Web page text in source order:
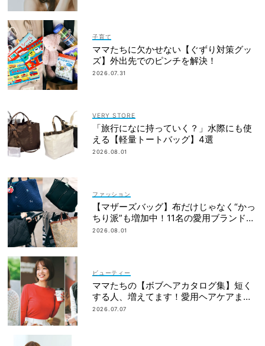
子育て
ママたちに欠かせない【ぐずり対策グッ
ズ】外出先でのピンチを解決！
2026.07.31
VERY STORE
「旅行になに持っていく？」水際にも使
える【軽量トートバッグ】4選
2026.08.01
ファッション
【マザーズバッグ】布だけじゃなく“かっ
ちり派”も増加中！11名の愛用ブランド
は？
2026.08.01
ビューティー
ママたちの【ボブヘアカタログ集】短く
する人、増えてます！愛用ヘアケアまで
全部見せ
2026.07.07